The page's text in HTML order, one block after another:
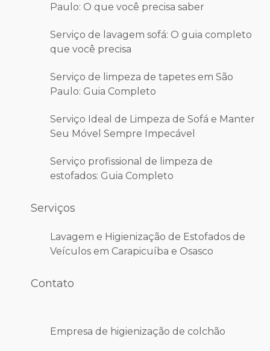
Paulo: O que você precisa saber
Serviço de lavagem sofá: O guia completo
que você precisa
Serviço de limpeza de tapetes em São
Paulo: Guia Completo
Serviço Ideal de Limpeza de Sofá e Manter
Seu Móvel Sempre Impecável
Serviço profissional de limpeza de
estofados: Guia Completo
Serviços
Lavagem e Higienização de Estofados de
Veículos em Carapicuíba e Osasco
Contato
Empresa de higienização de colchão